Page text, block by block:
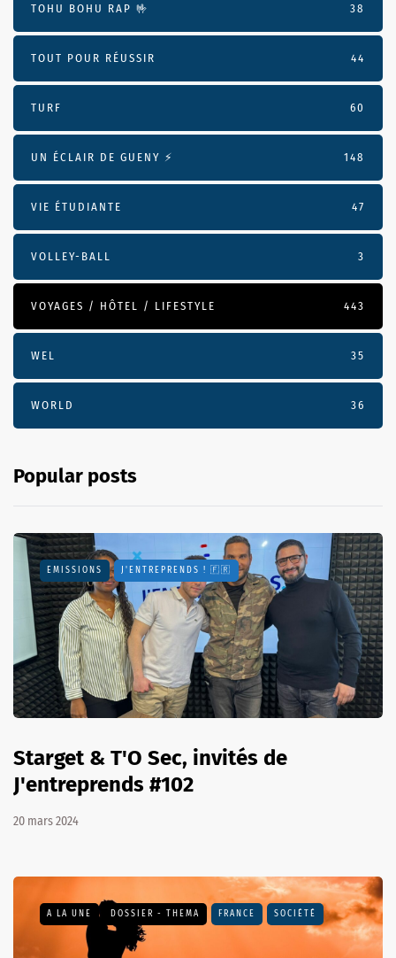
TOHU BOHU RAP 🤟 38
TOUT POUR RÉUSSIR 44
TURF 60
UN ÉCLAIR DE GUENY ⚡️ 148
VIE ÉTUDIANTE 47
VOLLEY-BALL 3
VOYAGES / HÔTEL / LIFESTYLE 443
WEL 35
WORLD 36
Popular posts
EMISSIONS J'ENTREPRENDS ! 🇫🇷
Starget & T'O Sec, invités de
J'entreprends #102
20 mars 2024
A LA UNE DOSSIER - THEMA FRANCE SOCIÉTÉ